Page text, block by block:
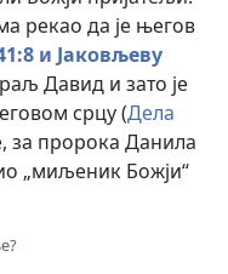
рекао да је његов
и Јаковљеву
Давид и зато је
срцу (Дела
за пророка Данила
„миљеник Божји“